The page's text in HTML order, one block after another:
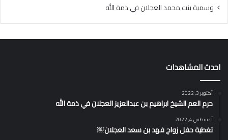
وسمية بنت محمد العجلان في ذمة الله
احدث المشاهدات
أكتوبر 3, 2022
حرم العم الشيخ ابراهيم بن عبدالعزيز العجلان في ذمة الله
أغسطس 4, 2022
تغطية حفل زواج فهد بن سعد العجلان￼